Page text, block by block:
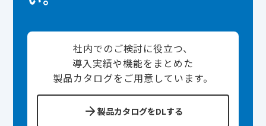
社内でのご検討に役立つ、
導入実績や機能をまとめた
製品カタログをご用意しています。
製品カタログをDLする